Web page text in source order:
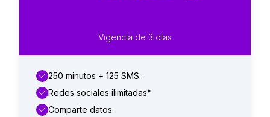
Vigencia de 3 días
250 minutos + 125 SMS.
Redes sociales ilimitadas*
Comparte datos.